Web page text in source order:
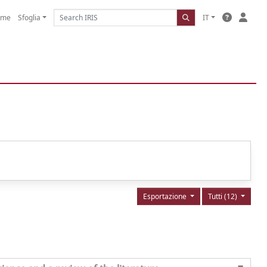
Sfoglia IT
Tutti (12)
Esportazione